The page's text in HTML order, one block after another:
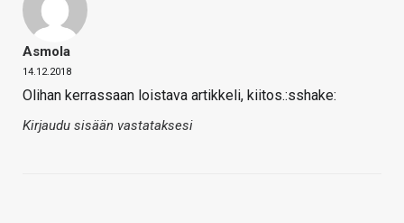
Asmola
14.12.2018
Olihan kerrassaan loistava artikkeli, kiitos.:sshake:
Kirjaudu sisään vastataksesi